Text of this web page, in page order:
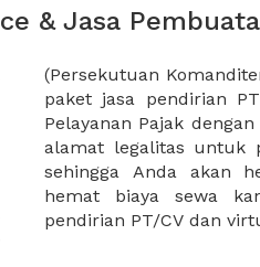
& Jasa
pendirian PT/CV dan